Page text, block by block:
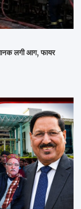
लगी आग, फायर